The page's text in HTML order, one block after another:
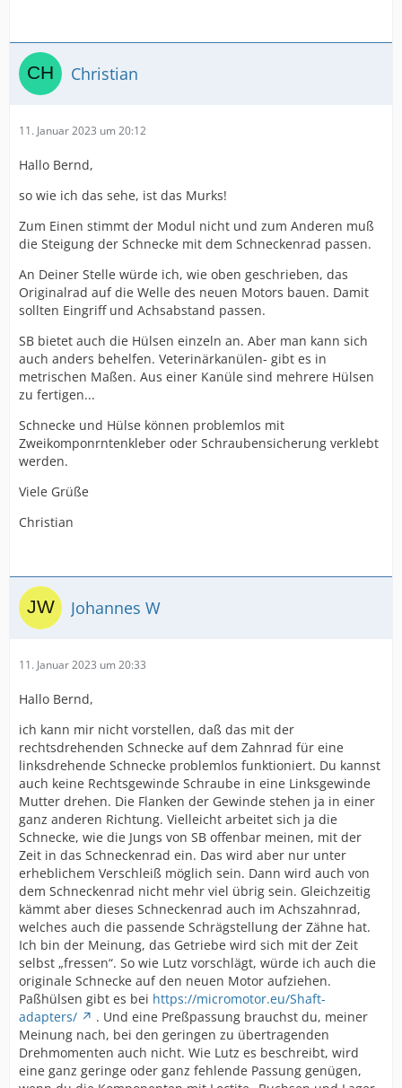
Christian
11. Januar 2023 um 20:12
Hallo Bernd,
so wie ich das sehe, ist das Murks!
Zum Einen stimmt der Modul nicht und zum Anderen muß
die Steigung der Schnecke mit dem Schneckenrad passen.
An Deiner Stelle würde ich, wie oben geschrieben, das
Originalrad auf die Welle des neuen Motors bauen. Damit
sollten Eingriff und Achsabstand passen.
SB bietet auch die Hülsen einzeln an. Aber man kann sich
auch anders behelfen. Veterinärkanülen- gibt es in
metrischen Maßen. Aus einer Kanüle sind mehrere Hülsen
zu fertigen...
Schnecke und Hülse können problemlos mit
Zweikomponrntenkleber oder Schraubensicherung verklebt
werden.
Viele Grüße
Christian
Johannes W
11. Januar 2023 um 20:33
Hallo Bernd,
ich kann mir nicht vorstellen, daß das mit der
rechtsdrehenden Schnecke auf dem Zahnrad für eine
linksdrehende Schnecke problemlos funktioniert. Du kannst
auch keine Rechtsgewinde Schraube in eine Linksgewinde
Mutter drehen. Die Flanken der Gewinde stehen ja in einer
ganz anderen Richtung. Vielleicht arbeitet sich ja die
Schnecke, wie die Jungs von SB offenbar meinen, mit der
Zeit in das Schneckenrad ein. Das wird aber nur unter
erheblichem Verschleiß möglich sein. Dann wird auch von
dem Schneckenrad nicht mehr viel übrig sein. Gleichzeitig
kämmt aber dieses Schneckenrad auch im Achszahnrad,
welches auch die passende Schrägstellung der Zähne hat.
Ich bin der Meinung, das Getriebe wird sich mit der Zeit
selbst „fressen“. So wie Lutz vorschlägt, würde ich auch die
originale Schnecke auf den neuen Motor aufziehen.
Paßhülsen gibt es bei https://micromotor.eu/Shaft-
adapters/
. Und eine Preßpassung brauchst du, meiner
Meinung nach, bei den geringen zu übertragenden
Drehmomenten auch nicht. Wie Lutz es beschreibt, wird
eine ganz geringe oder ganz fehlende Passung genügen,